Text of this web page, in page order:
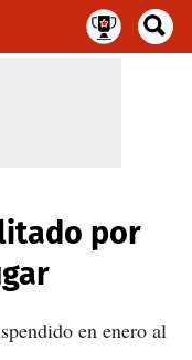
por
en enero al